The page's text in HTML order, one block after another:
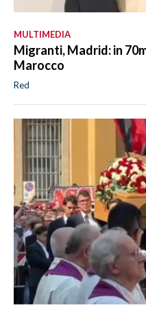
MULTIMEDIA
Migranti, Madrid: in
Marocco
Red